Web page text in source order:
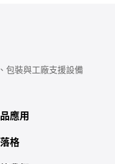
包裝與工廠支援設備
應用
格